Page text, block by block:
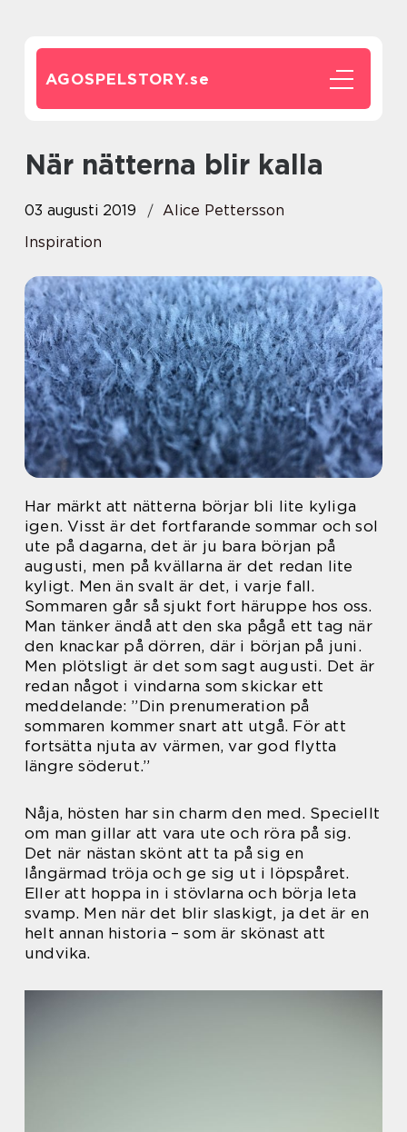
AGOSPELSTORY.se
När nätterna blir kalla
03 augusti 2019
Alice Pettersson
Inspiration
Har märkt att nätterna börjar bli lite kyliga
igen. Visst är det fortfarande sommar och sol
ute på dagarna, det är ju bara början på
augusti, men på kvällarna är det redan lite
kyligt. Men än svalt är det, i varje fall.
Sommaren går så sjukt fort häruppe hos oss.
Man tänker ändå att den ska pågå ett tag när
den knackar på dörren, där i början på juni.
Men plötsligt är det som sagt augusti. Det är
redan något i vindarna som skickar ett
meddelande: ”Din prenumeration på
sommaren kommer snart att utgå. För att
fortsätta njuta av värmen, var god flytta
längre söderut.”
Nåja, hösten har sin charm den med. Speciellt
om man gillar att vara ute och röra på sig.
Det när nästan skönt att ta på sig en
långärmad tröja och ge sig ut i löpspåret.
Eller att hoppa in i stövlarna och börja leta
svamp. Men när det blir slaskigt, ja det är en
helt annan historia – som är skönast att
undvika.